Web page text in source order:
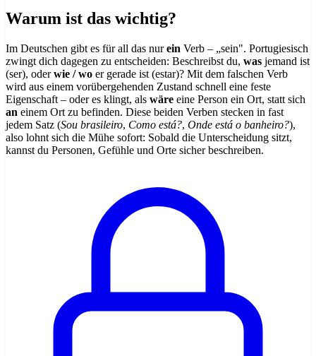
Warum ist das wichtig?
Im Deutschen gibt es für all das nurein Verb – „sein". Portugiesisch
zwingt dich dagegen zu entscheiden: Beschreibst du, was jemand ist
(ser), oderwie / wo er gerade ist (estar)? Mit dem falschen Verb
wird aus einem vorübergehenden Zustand schnell eine feste
Eigenschaft – oder es klingt, als wäre eine Person ein Ort, statt sich
an einem Ort zu befinden. Diese beiden Verben stecken in fast
jedem Satz (Sou brasileiro, Como está?, Onde está o banheiro?),
also lohnt sich die Mühe sofort: Sobald die Unterscheidung sitzt,
kannst du Personen, Gefühle und Orte sicher beschreiben.